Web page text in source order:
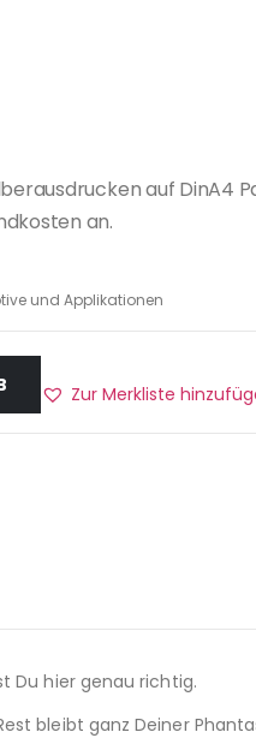
auf DinA4
an.
und Applikationen
Zur Merkliste
Du hier genau richtig.
bleibt ganz Deiner